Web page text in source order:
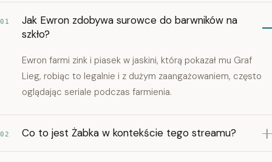
01
Jak Ewron zdobywa surowce do barwników na
szkło?
Ewron farmi zink i piasek w jaskini, którą pokazał mu Graf
Lieg, robiąc to legalnie i z dużym zaangażowaniem, często
oglądając seriale podczas farmienia.
02 Co to jest Żabka w kontekście tego streamu?